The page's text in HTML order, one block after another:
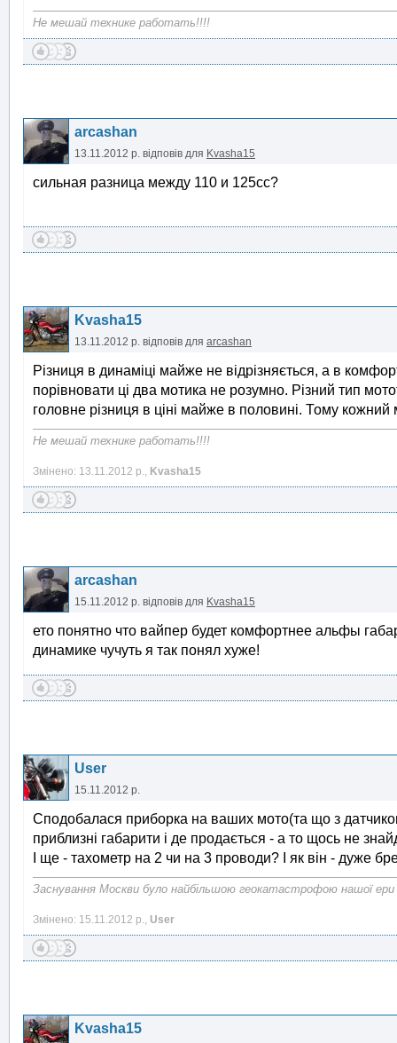
Не мешай технике работать!!!!
arcashan
13.11.2012 р. відповів для Kvasha15
сильная разница между 110 и 125сс?
Kvasha15
13.11.2012 р. відповів для arcashan
Різниця в динаміці майже не відрізняється, а в
порівновати ці два мотика не розумно. Різний тип
головне різниця в ціні майже в половині. Тому кожний
Не мешай технике работать!!!!
Змінено: 13.11.2012 р., Kvasha15
arcashan
15.11.2012 р. відповів для Kvasha15
ето понятно что вайпер будет комфортнее альфы
динамике чучуть я так понял хуже!
User
15.11.2012 р.
Сподобалася приборка на ваших мото(та що з
приблизні габарити і де продається - а то щось не
І ще - тахометр на 2 чи на 3 проводи? І як він - дуже
Заснування Москви було найбільшою геокатастрофою нашої ери
Змінено: 15.11.2012 р., User
Kvasha15